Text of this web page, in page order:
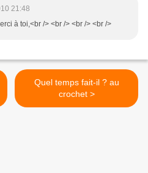
21:48
à toi,<br /> <br /> <br /> <br />
Quel temps fait-il ? au
crochet >